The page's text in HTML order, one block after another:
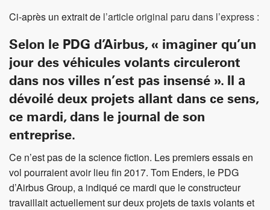
Ci-après un extrait de l’article original paru dans l’express :
Selon le PDG d’Airbus, « imaginer qu’un
jour des véhicules volants circuleront
dans nos villes n’est pas insensé ». Il a
dévoilé deux projets allant dans ce sens,
ce mardi, dans le journal de son
entreprise.
Ce n’est pas de la science fiction. Les premiers essais en
vol pourraient avoir lieu fin 2017. Tom Enders, le PDG
d’Airbus Group, a indiqué ce mardi que le constructeur
travaillait actuellement sur deux projets de taxis volants et